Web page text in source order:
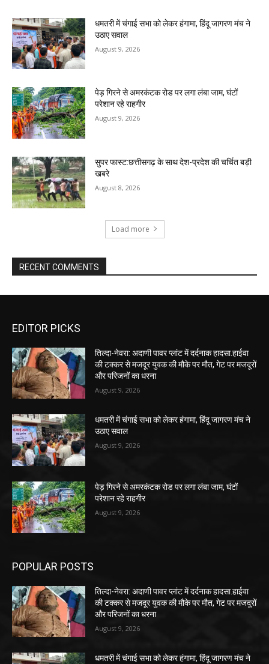
धमतरी में चंगाई सभा को लेकर हंगामा, हिंदू जागरण मंच ने
उठाए सवाल
August 9, 2026
पेड़ गिरने से अमरकंटक रोड पर लगा लंबा जाम, घंटों
परेशान रहे राहगीर
August 9, 2026
सुपर फास्ट:छत्तीसगढ़ के साथ देश-प्रदेश की चर्चित बड़ी
खबरे
August 8, 2026
Load more
RECENT COMMENTS
EDITOR PICKS
तिल्दा-नेवरा: अदाणी पावर प्लांट में दर्दनाक हादसा.हाईवा
की टक्कर से मजदूर युवक की मौके पर मौत, गेट पर मजदूरों
और परिजनों का धरना
August 9, 2026
धमतरी में चंगाई सभा को लेकर हंगामा, हिंदू जागरण मंच ने
उठाए सवाल
August 9, 2026
पेड़ गिरने से अमरकंटक रोड पर लगा लंबा जाम, घंटों
परेशान रहे राहगीर
August 9, 2026
POPULAR POSTS
तिल्दा-नेवरा: अदाणी पावर प्लांट में दर्दनाक हादसा.हाईवा
की टक्कर से मजदूर युवक की मौके पर मौत, गेट पर मजदूरों
और परिजनों का धरना
August 9, 2026
धमतरी में चंगाई सभा को लेकर हंगामा, हिंदू जागरण मंच ने